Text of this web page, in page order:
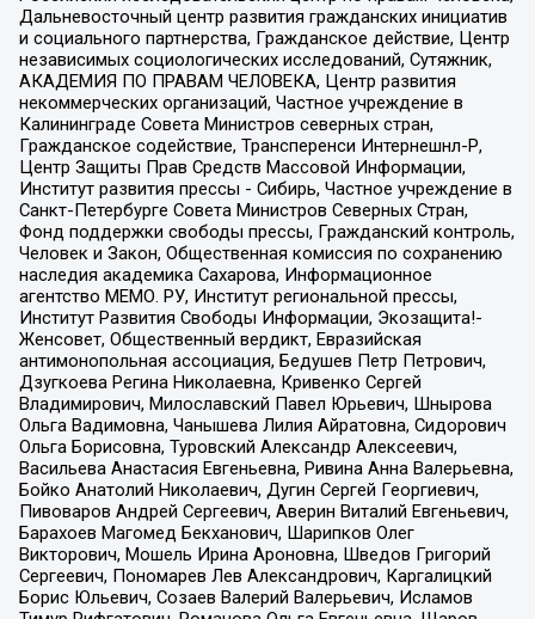
Дальневосточный центр развития гражданских инициатив
и социального партнерства, Гражданское действие, Центр
независимых социологических исследований, Сутяжник,
АКАДЕМИЯ ПО ПРАВАМ ЧЕЛОВЕКА, Центр развития
некоммерческих организаций, Частное учреждение в
Калининграде Совета Министров северных стран,
Гражданское содействие, Трансперенси Интернешнл-Р,
Центр Защиты Прав Средств Массовой Информации,
Институт развития прессы - Сибирь, Частное учреждение в
Санкт-Петербурге Совета Министров Северных Стран,
Фонд поддержки свободы прессы, Гражданский контроль,
Человек и Закон, Общественная комиссия по сохранению
наследия академика Сахарова, Информационное
агентство МЕМО. РУ, Институт региональной прессы,
Институт Развития Свободы Информации, Экозащита!-
Женсовет, Общественный вердикт, Евразийская
антимонопольная ассоциация, Бедушев Петр Петрович,
Дзугкоева Регина Николаевна, Кривенко Сергей
Владимирович, Милославский Павел Юрьевич, Шнырова
Ольга Вадимовна, Чанышева Лилия Айратовна, Сидорович
Ольга Борисовна, Туровский Александр Алексеевич,
Васильева Анастасия Евгеньевна, Ривина Анна Валерьевна,
Бойко Анатолий Николаевич, Дугин Сергей Георгиевич,
Пивоваров Андрей Сергеевич, Аверин Виталий Евгеньевич,
Барахоев Магомед Бекханович, Шарипков Олег
Викторович, Мошель Ирина Ароновна, Шведов Григорий
Сергеевич, Пономарев Лев Александрович, Каргалицкий
Борис Юльевич, Созаев Валерий Валерьевич, Исламов